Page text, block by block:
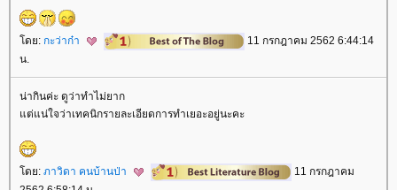
ดย: กะว่าก๋า
11 กรกฎาคม 2562 6:44:14
น.
น่ากินค่ะ ดูว่าทำไม่ยาก
ต่แน่ใจว่าเทคนิกรายละเอียดการทำเยอะอยู่นะคะ
ดย: ภาวิดา คนบ้านป่า
11 กรกฎาคม